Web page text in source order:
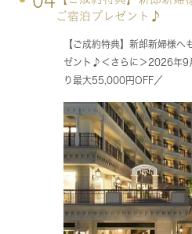
ご宿泊プレゼント♪
【ご成約特典】新郎新婦様へ
ゼント♪＜さらに＞2026年9
り最大55,000円OFF／